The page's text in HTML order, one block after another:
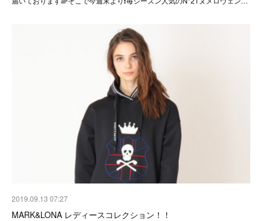
2019.09.13 07:27
MARK&LONA レディースコレクション！！